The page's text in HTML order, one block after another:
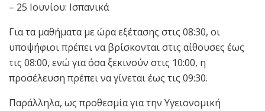
– 25 Ιουνίου: Ισπανικά
Για τα μαθήματα με ώρα εξέτασης στις 08:30, οι
υποψήφιοι πρέπει να βρίσκονται στις αίθουσες έως
τις 08:00, ενώ για όσα ξεκινούν στις 10:00, η
προσέλευση πρέπει να γίνεται έως τις 09:30.
Παράλληλα, ως προθεσμία για την Υγειονομική